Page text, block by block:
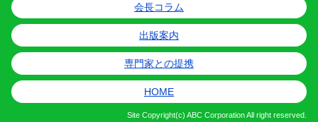
会長コラム
出版案内
専門家との提携
HOME
Site Copyright(c) ABC Corporation All right reserved.